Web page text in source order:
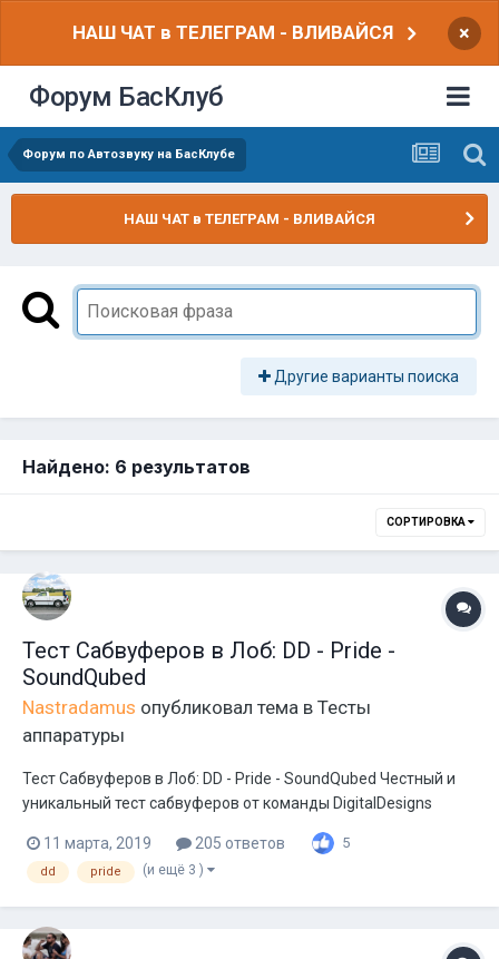
НАШ ЧАТ в ТЕЛЕГРАМ - ВЛИВАЙСЯ ×
Форум БасКлуб
Форум по Автозвуку на БасКлубе
НАШ ЧАТ в ТЕЛЕГРАМ - ВЛИВАЙСЯ
Другие варианты поиска
Найдено: 6 результатов
СОРТИРОВКА
Тест Сабвуферов в Лоб: DD - Pride -
SoundQubed
Nastradamus опубликовал тема в Тесты
аппаратуры
Тест Сабвуферов в Лоб: DD - Pride - SoundQubed Честный и
уникальный тест сабвуферов от команды DigitalDesigns
московский центр DD. Отдельная благодарность Тим Прайд,
что не побоялись выслать свой сабвуфер в логово
11 марта, 2019 205 ответов 5
dd pride (и ещё 3 )